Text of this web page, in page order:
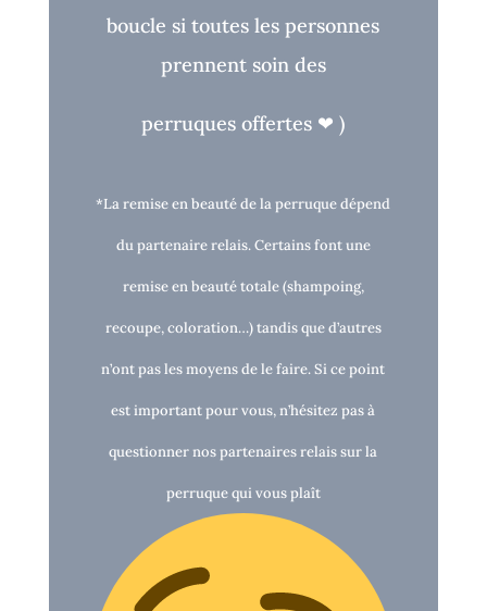
boucle si toutes les personnes
prennent soin des
perruques offertes ❤)
*La remise en beauté de la perruque dépend
du partenaire relais. Certains font une
remise en beauté totale (shampoing,
recoupe, coloration…) tandis que d’autres
n’ont pas les moyens de le faire. Si ce point
est important pour vous, n’hésitez pas à
questionner nos partenaires relais sur la
perruque qui vous plaît